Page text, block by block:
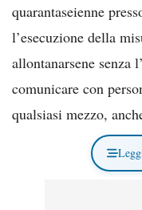
quarantaseienne
l’esecuzione della
allontanarsene senza
comunicare con
qualsiasi mezzo,